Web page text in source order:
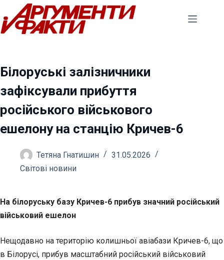
Перейти
до
вмісту
Білоруські залізничники
зафіксували прибуття
російського військового
ешелону на станцію Кричев-6
Тетяна Гнатишин
31.05.2026
Світові новини
На білоруську базу Кричев-6 прибув значний російський
військовий ешелон
Нещодавно на територію колишньої авіабази Кричев-6, що
в Білорусі, прибув масштабний російський військовий